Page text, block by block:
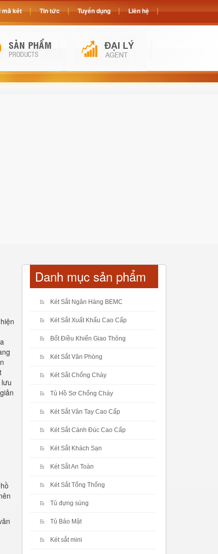
Danh mục sản phẩm
Két Sắt Ngân Hàng BEMC
Két Sắt Xuất Khẩu Cao Cấp
Bốt Điều Khiển Giao Thông
Két Sắt Văn Phòng
Két Sắt Chống Cháy
Tủ Hồ Sơ Chống Cháy
Két Sắt Vân Tay Cao Cấp
Két Sắt Cánh Đúc Cao Cấp
Két Sắt Khách Sạn
Két Sắt An Toàn
Két Sắt Tổng Thống
Tủ đựng súng
Tủ Bảo Mật
Két sắt mini
mã két Tin tức Tuyển dụng Liên hệ